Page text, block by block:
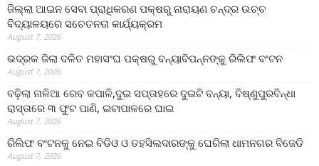
ଜିଲ୍ଲା ଆଇନ ସେବା ପ୍ରାଧିକରଣ ପକ୍ଷରୁ ନାରାୟଣ ଚନ୍ଦ୍ର ଉଚ୍ଚ
ବିଦ୍ୟାଳୟରେ ସଚେତନତା କାର୍ଯ୍ୟକ୍ରମ
August 7, 2026
ଭଦ୍ରକ ଜିଲା ଦଳିତ ମହାସଂଘ ପକ୍ଷରୁ ବନ୍ୟାବିପନ୍ନଙ୍କୁ ରିଲିଫ ବଂଟନ
August 7, 2026
ବଢ଼ିଲା ନାଳିଆ ରେବ କପାଳି,ଦୁଇ ସପ୍ତାହରେ ଦୁଇଟି ବନ୍ୟା, ବିଷ୍ଣୁପୁରବିନ୍ଧା
ରାସ୍ତାରେ ୩ ଫୁଟ ପାଣି, ଇଟାପାଳରେ ଘାଇ
August 7, 2026
ରିଲିଫ ବଂଟନକୁ ନେଇ ବିଡିଓ ଓ ତହସିଲଦାରଙ୍କୁ ଘେରିଲା ଧାମନଗର ବିଜେଡି
August 7, 2026